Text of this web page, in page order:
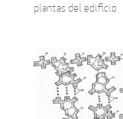
plantas del edificio